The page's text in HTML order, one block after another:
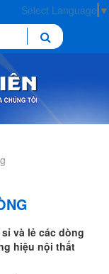
Select Language ▼
và lẻ các dòng
hiệu nội thất